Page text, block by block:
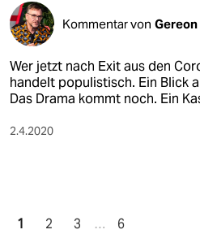
Kommentar von
Wer jetzt nach Exit aus den
handelt populistisch. Ein Blick
Das Drama kommt noch. Ein
2.4.2020
1 2 3 … 6